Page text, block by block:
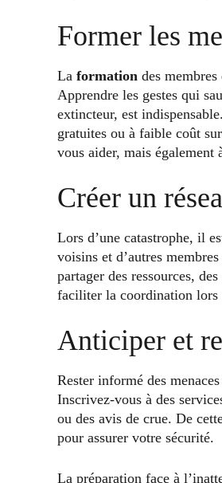
Former les
La formation des
Apprendre les gestes qui
extincteur, est
gratuites ou à faible coût
vous aider, mais également
Créer un
Lors d’une catastrophe, il
voisins et d’autres
partager des ressources,
faciliter la coordination lors
Anticiper et
Rester informé des
Inscrivez-vous à des
ou des avis de crue. De
pour assurer votre sécurité.
La préparation face à